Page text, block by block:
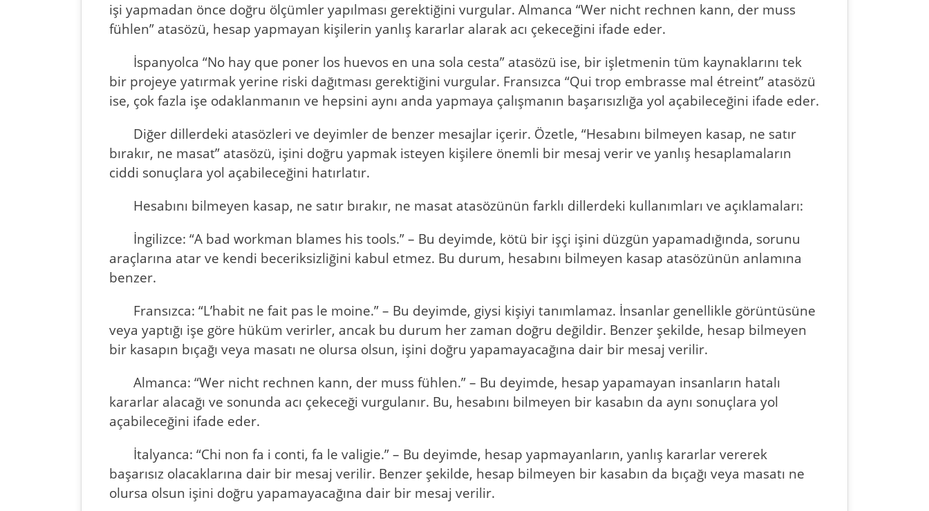
işi yapmadan önce doğru ölçümler yapılması gerektiğini vurgular. Almanca “Wer nicht rechnen kann, der muss
fühlen” atasözü, hesap yapmayan kişilerin yanlış kararlar alarak acı çekeceğini ifade eder.
İspanyolca “No hay que poner los huevos en una sola cesta” atasözü ise, bir işletmenin tüm kaynaklarını tek
bir projeye yatırmak yerine riski dağıtması gerektiğini vurgular. Fransızca “Qui trop embrasse mal étreint” atasözü
ise, çok fazla işe odaklanmanın ve hepsini aynı anda yapmaya çalışmanın başarısızlığa yol açabileceğini ifade eder.
Diğer dillerdeki atasözleri ve deyimler de benzer mesajlar içerir. Özetle, “Hesabını bilmeyen kasap, ne satır
bırakır, ne masat” atasözü, işini doğru yapmak isteyen kişilere önemli bir mesaj verir ve yanlış hesaplamaların
ciddi sonuçlara yol açabileceğini hatırlatır.
Hesabını bilmeyen kasap, ne satır bırakır, ne masat atasözünün farklı dillerdeki kullanımları ve açıklamaları:
İngilizce: “A bad workman blames his tools.” – Bu deyimde, kötü bir işçi işini düzgün yapamadığında, sorunu
araçlarına atar ve kendi beceriksizliğini kabul etmez. Bu durum, hesabını bilmeyen kasap atasözünün anlamına
benzer.
Fransızca: “L’habit ne fait pas le moine.” – Bu deyimde, giysi kişiyi tanımlamaz. İnsanlar genellikle görüntüsüne
veya yaptığı işe göre hüküm verirler, ancak bu durum her zaman doğru değildir. Benzer şekilde, hesap bilmeyen
bir kasapın bıçağı veya masatı ne olursa olsun, işini doğru yapamayacağına dair bir mesaj verilir.
Almanca: “Wer nicht rechnen kann, der muss fühlen.” – Bu deyimde, hesap yapamayan insanların hatalı
kararlar alacağı ve sonunda acı çekeceği vurgulanır. Bu, hesabını bilmeyen bir kasabın da aynı sonuçlara yol
açabileceğini ifade eder.
İtalyanca: “Chi non fa i conti, fa le valigie.” – Bu deyimde, hesap yapmayanların, yanlış kararlar vererek
başarısız olacaklarına dair bir mesaj verilir. Benzer şekilde, hesap bilmeyen bir kasabın da bıçağı veya masatı ne
olursa olsun işini doğru yapamayacağına dair bir mesaj verilir.